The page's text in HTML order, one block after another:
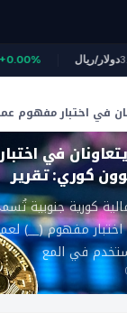
دولار/ريال
في اختبار مفهوم
في
كوري: تقرير
كورية جنوبية
اختبار مفهوم (__)
في المع